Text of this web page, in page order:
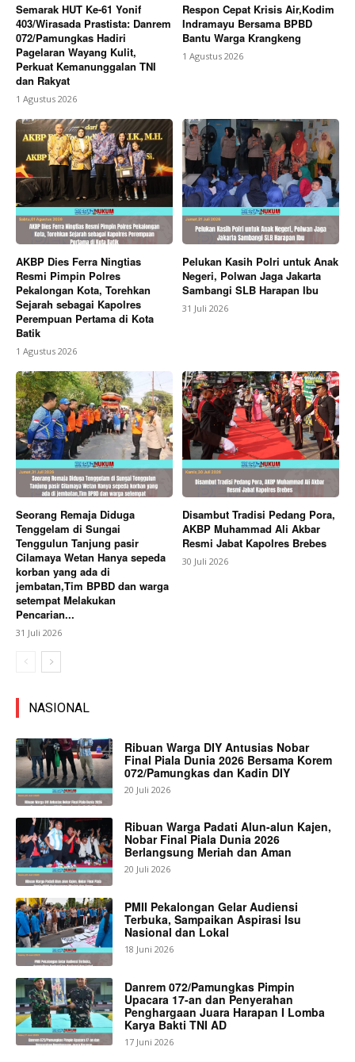
Semarak HUT Ke-61 Yonif
403/Wirasada Prastista: Danrem
072/Pamungkas Hadiri
Pagelaran Wayang Kulit,
Perkuat Kemanunggalan TNI
dan Rakyat
1 Agustus 2026
Respon Cepat Krisis Air,Kodim
Indramayu Bersama BPBD
Bantu Warga Krangkeng
1 Agustus 2026
AKBP Dies Ferra Ningtias
Resmi Pimpin Polres
Pekalongan Kota, Torehkan
Sejarah sebagai Kapolres
Perempuan Pertama di Kota
Batik
1 Agustus 2026
Pelukan Kasih Polri untuk Anak
Negeri, Polwan Jaga Jakarta
Sambangi SLB Harapan Ibu
31 Juli 2026
Seorang Remaja Diduga
Tenggelam di Sungai
Tenggulun Tanjung pasir
Cilamaya Wetan Hanya sepeda
korban yang ada di
jembatan,Tim BPBD dan warga
setempat Melakukan
Pencarian...
31 Juli 2026
Disambut Tradisi Pedang Pora,
AKBP Muhammad Ali Akbar
Resmi Jabat Kapolres Brebes
30 Juli 2026
NASIONAL
Ribuan Warga DIY Antusias Nobar
Final Piala Dunia 2026 Bersama Korem
072/Pamungkas dan Kadin DIY
20 Juli 2026
Ribuan Warga Padati Alun-alun Kajen,
Nobar Final Piala Dunia 2026
Berlangsung Meriah dan Aman
20 Juli 2026
PMII Pekalongan Gelar Audiensi
Terbuka, Sampaikan Aspirasi Isu
Nasional dan Lokal
18 Juni 2026
Danrem 072/Pamungkas Pimpin
Upacara 17-an dan Penyerahan
Penghargaan Juara Harapan I Lomba
Karya Bakti TNI AD
17 Juni 2026